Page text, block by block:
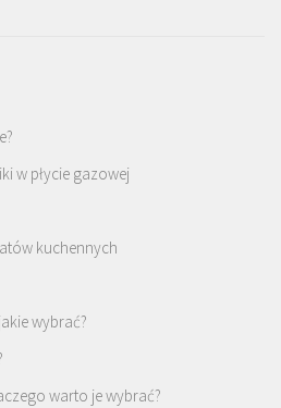
w płycie gazowej
kuchennych
wybrać?
warto je wybrać?